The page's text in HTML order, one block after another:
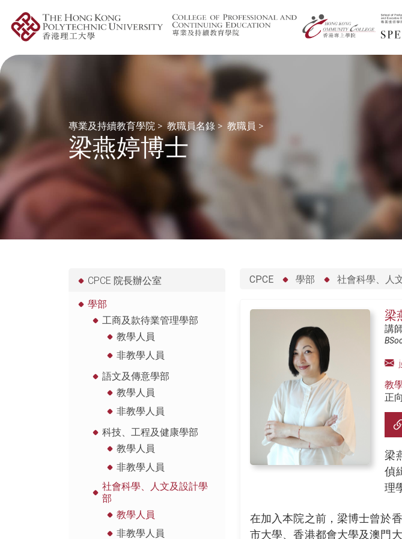
專業及持續教育學院 > 教職員名錄 > 教職員 >
梁燕婷博士
CPCE 院長辦公室
學部
工商及款待業管理學部
教學人員
非教學人員
語文及傳意學部
教學人員
非教學人員
科技、工程及健康學部
教學人員
非教學人員
社會科學、人文及設計學
部
教學人員
非教學人員
CPCE 學部 社會科學、人
梁
講
教
正
梁
偵
理
在加入本院之前，梁博士曾於
市大學、香港都會大學及澳門